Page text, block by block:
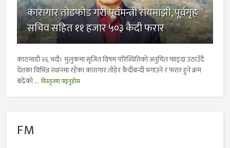
कारागार तोडफोड गरी पूर्वमन्त्री रायमाझी, पूर्वगृह
सचिव सहित ११ हजार ५०३ कैदी फरार
काठमाडौ २६ भदौ। मुलुकमा सृजित विषम परिस्थितिको अनुचित फाइदा उठाउँदै
देशका विभिन्न स्थानमा रहेका कारागार तोडेर कैदीबन्दी भगाउने र फरार हुने क्रम
बढेको ... विस्तृतमा पढ्नुहोस
FM